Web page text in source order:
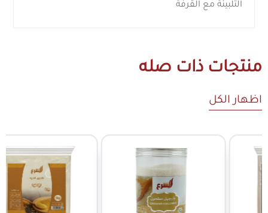
التلبينة مع القرفة
منتجات ذات صله
اظهار الكل